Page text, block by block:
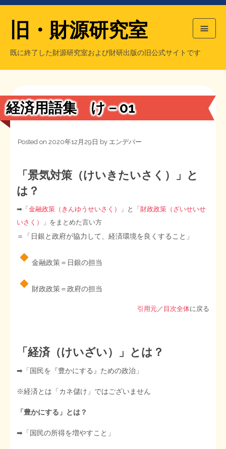
【国の、本当の】財源チラシ／旧・財源研究室
シン財源はあなたです／合同誌／旧・サブカル分室
日本経済を解説するヤンキー／MIHANAマンガ／旧・財研出版
もっと知りたい方へ
マネクリ戦士 RED & BLACK
MMTの学習資料
旧・財源研究室
既に終了した財源研究室および財研出版の旧公式サイトです
旧・財源研究室について
チラシ発行部数
会計報告
旧・財研出版について
会計報告
経済用語集 け－01
Posted on 2020年12月29日 by エンデバー
「景気対策（けいきたいさく）」と
は？
➡︎「金融政策（きんゆうせいさく） 」と「 財政政策（ざいせいせ
いさく）
」をまとめた言い方
＝「日銀と政府が協力して、経済環境を良くすること」
金融政策＝日銀の担当
財政政策＝政府の担当
引用元／ 目次全体に戻る
「経済（けいざい）」とは？
➡︎「国民を『豊かにする』ための政治」
※経済とは「カネ儲け」ではございません
「豊かにする」とは？
➡︎「国民の所得を増やすこと」